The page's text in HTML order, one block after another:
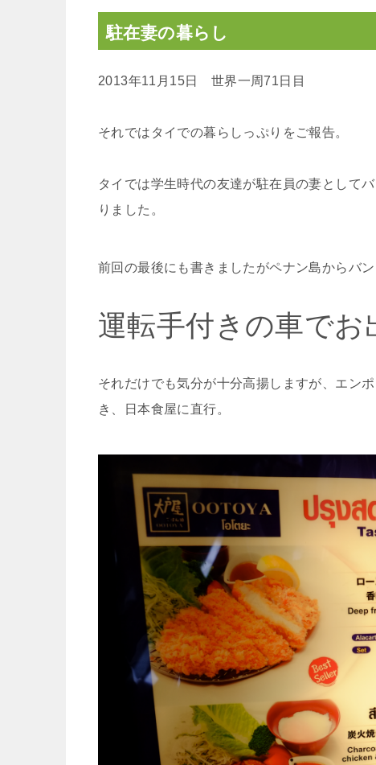
駐在妻の暮らし
2013年11月15日 世界一周71日目
それではタイでの暮らしっぷりをご報告。
タイでは学生時代の友達が駐在員の妻として
りました。
前回の最後にも書きましたがペナン島からバ
運転手付きの車でお
それだけでも気分が十分高揚しますが、エン
き、日本食屋に直行。